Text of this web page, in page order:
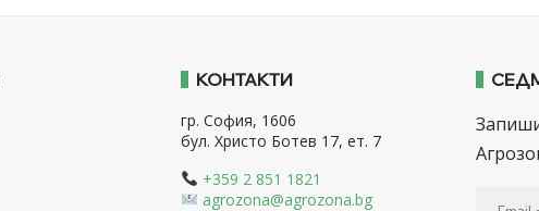
КОНТАКТИ
гр. София, 1606
бул. Христо Ботев 17, ет. 7
+359 2 851 1821
agrozona@agrozona.bg